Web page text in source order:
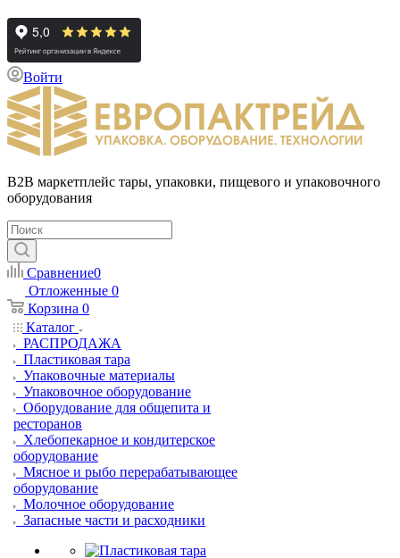
Войти
B2B маркетплейс тары, упаковки, пищевого и упаковочного
оборудования
Сравнение0
Отложенные 0
Корзина 0
Каталог
РАСПРОДАЖА
Пластиковая тара
Упаковочные материалы
Упаковочное оборудование
Оборудование для общепита и
ресторанов
Хлебопекарное и кондитерское
оборудование
Мясное и рыбо перерабатывающее
оборудование
Молочное оборудование
Запасные части и расходники